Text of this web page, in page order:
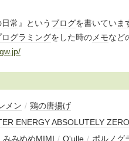
日常 』という ブログを書いていま
ログラミングをした時のメモなど
メン / 鶏の唐揚げ
ENERGY ABSOLUTELY ZERO
みみめめMIMI / Q'ulle / ポルノグ